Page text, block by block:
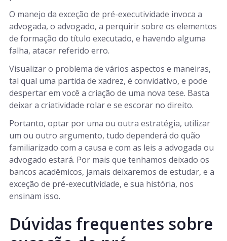
O manejo da exceção de pré-executividade invoca a
advogada, o advogado, a perquirir sobre os elementos
de formação do título executado, e havendo alguma
falha, atacar referido erro.
Visualizar o problema de vários aspectos e maneiras,
tal qual uma partida de xadrez, é convidativo, e pode
despertar em você a criação de uma nova tese. Basta
deixar a criatividade rolar e se escorar no direito.
Portanto, optar por uma ou outra estratégia, utilizar
um ou outro argumento, tudo dependerá do quão
familiarizado com a causa e com as leis a advogada ou
advogado estará. Por mais que tenhamos deixado os
bancos acadêmicos, jamais deixaremos de estudar, e a
exceção de pré-executividade, e sua história, nos
ensinam isso.
Dúvidas frequentes sobre